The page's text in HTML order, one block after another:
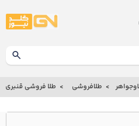
طلافروشی طلا فروشی قنبري